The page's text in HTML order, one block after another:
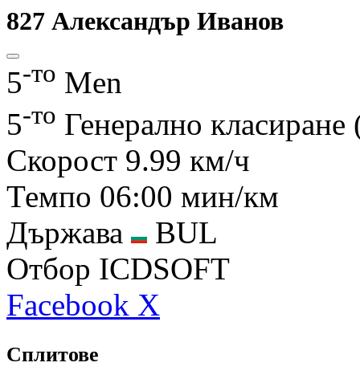
827 Александър Иванов
5-то Men
5-то Генерално
Скорост 9.99 км/ч
Темпо 06:00 мин/км
Държава
BUL
Отбор ICDSOFT
Facebook X
Сплитове